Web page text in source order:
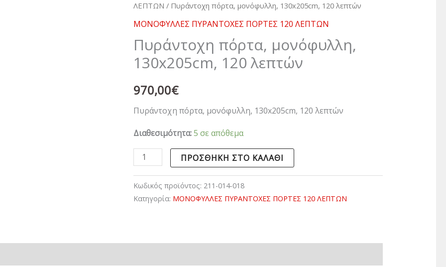
ΛΕΠΤΩΝ / Πυράντοχη πόρτα, μονόφυλλη, 130x205cm, 120 λεπτών
ΜΟΝΟΦΥΛΛΕΣ ΠΥΡΑΝΤΟΧΕΣ ΠΟΡΤΕΣ 120 ΛΕΠΤΩΝ
Πυράντοχη πόρτα, μονόφυλλη,
130x205cm, 120 λεπτών
970,00€
Πυράντοχη πόρτα, μονόφυλλη, 130x205cm, 120 λεπτών
Διαθεσιμότητα:5 σε απόθεμα
πόρτα,
μονόφυλλη,
130x205cm,
120
λεπτών
ΠΡΟΣΘΉΚΗ ΣΤΟ ΚΑΛΆΘΙ
Κωδικός προϊόντος: 211-014-018
Κατηγορία: ΜΟΝΟΦΥΛΛΕΣ ΠΥΡΑΝΤΟΧΕΣ ΠΟΡΤΕΣ 120 ΛΕΠΤΩΝ